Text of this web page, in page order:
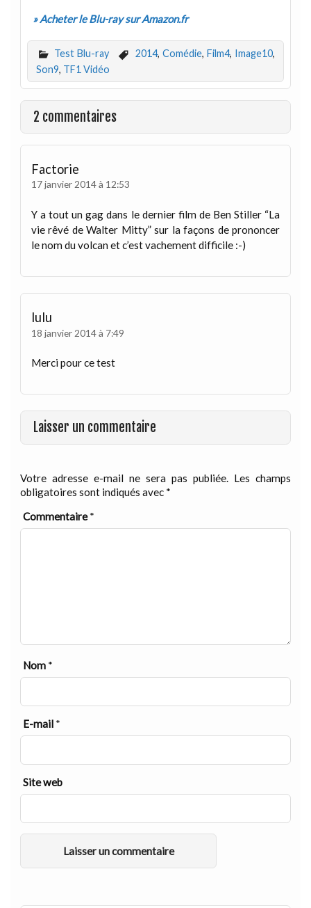
» Acheter le Blu-ray sur Amazon.fr
Test Blu-ray 2014, Comédie,Film4, Image10,
Son9, TF1 Vidéo
2 commentaires
Factorie
17 janvier 2014 à 12:53
Y a tout un gag dans le dernier film de Ben Stiller “La
vie rêvé de Walter Mitty” sur la façons de prononcer
le nom du volcan et c’est vachement difficile :-)
lulu
18 janvier 2014 à 7:49
Merci pour ce test
Laisser un commentaire
Votre adresse e-mail ne sera pas publiée.
Les champs
obligatoires sont indiqués avec *
Commentaire*
Nom *
E-mail *
Site web